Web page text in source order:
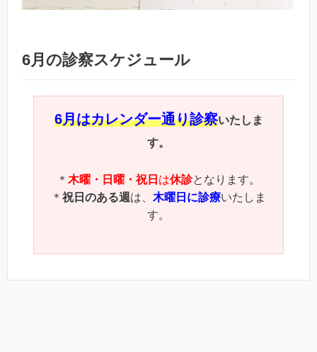
6月の診察スケジュール
6月はカレンダー通り診察いたしま
す。
＊ 木曜・日曜・祝日 は休診となります。
＊ 祝日のある週 は、 木曜日に診療いたしま
す。